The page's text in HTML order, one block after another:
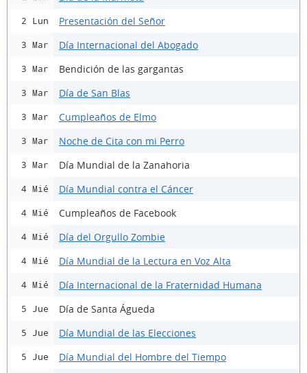
2 Lun Presentación del Señor
3 Mar Día Internacional del Abogado
3 Mar Bendición de las gargantas
3 Mar Día de San Blas
3 Mar Cumpleaños de Elmo
3 Mar Noche de Cita con mi Perro
3 Mar Día Mundial de la Zanahoria
4 Mié Día Mundial contra el Cáncer
4 Mié Cumpleaños de Facebook
4 Mié Día del Orgullo Zombie
4 Mié Día Mundial de la Lectura en Voz Alta
4 Mié Día Internacional de la Fraternidad Humana
5 Jue Día de Santa Águeda
5 Jue Día Mundial de las Elecciones
5 Jue Día Mundial del Hombre del Tiempo